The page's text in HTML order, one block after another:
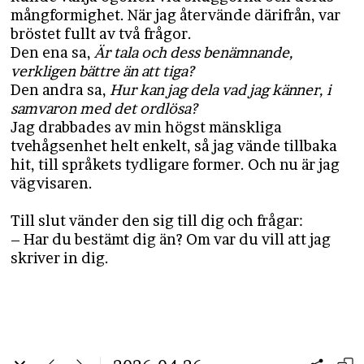
mångformighet. När jag återvände därifrån, var
bröstet fullt av två frågor.
Den ena sa, Är tala och dess benämnande,
verkligen bättre än att tiga?
Den andra sa, Hur kan jag dela vad jag känner, i
samvaron med det ordlösa?
Jag drabbades av min högst mänskliga
tvehågsenhet helt enkelt, så jag vände tillbaka
hit, till språkets tydligare former. Och nu är jag
vägvisaren.
Till slut vänder den sig till dig och frågar:
– Har du bestämt dig än? Om var du vill att jag
skriver in dig.